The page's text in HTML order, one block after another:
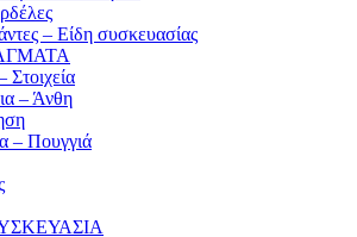
– Είδη συσκευασίας
Στοιχεία
– Άνθη
– Πουγγιά